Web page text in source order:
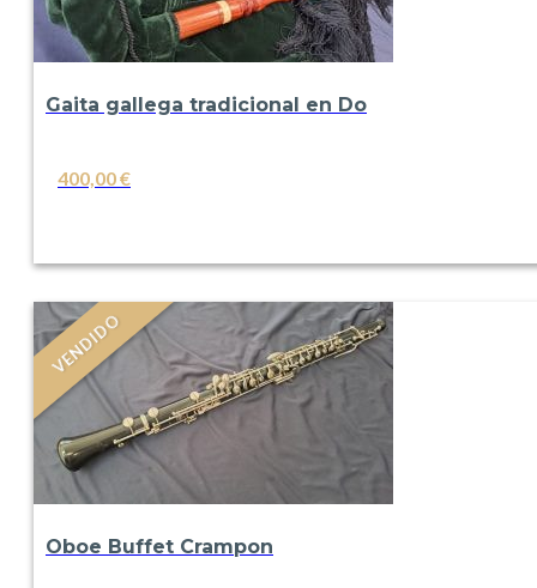
Gaita gallega tradicional en Do
400,00€
Oboe Buffet Crampon
VENDIDO